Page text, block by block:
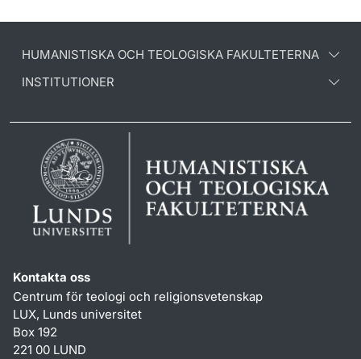
HUMANISTISKA OCH TEOLOGISKA FAKULTETERNA
INSTITUTIONER
Kontakta oss
Centrum för teologi och religionsvetenskap
LUX, Lunds universitet
Box 192
221 00 LUND